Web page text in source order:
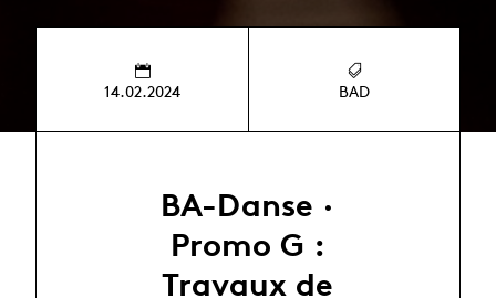
14.02.2024 BAD
BA-Danse ·
Promo G :
Travaux de